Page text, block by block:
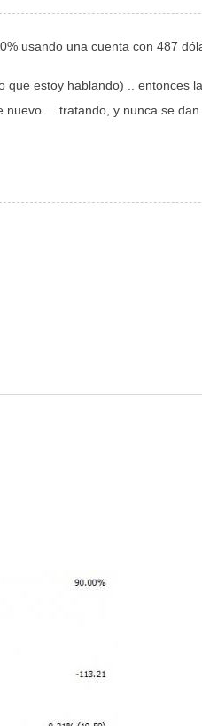
usando una cuenta con 487
estoy hablando) .. entonces
tratando, y nunca se dan